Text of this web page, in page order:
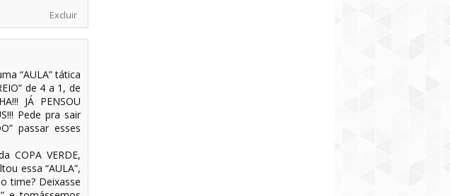
Excluir
“AULA” tática
de 4 a 1, de
JÁ PENSOU
Pede pra sair
passar esses
COPA VERDE,
essa “AULA”,
time? Deixasse